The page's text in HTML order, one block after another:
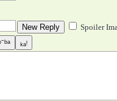
Spoiler